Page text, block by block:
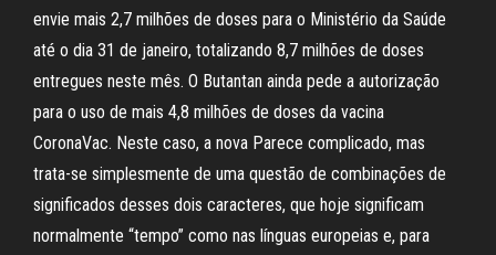
envie mais 2,7 milhões de doses para o Ministério da Saúde
até o dia 31 de janeiro, totalizando 8,7 milhões de doses
entregues neste mês. O Butantan ainda pede a autorização
para o uso de mais 4,8 milhões de doses da vacina
CoronaVac. Neste caso, a nova Parece complicado, mas
trata-se simplesmente de uma questão de combinações de
significados desses dois caracteres, que hoje significam
normalmente “tempo” como nas línguas europeias e, para